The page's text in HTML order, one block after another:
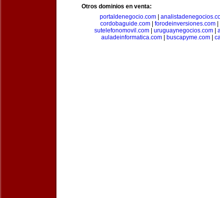
Otros dominios en venta:
portaldenegocio.com|
cordobaguide.com
forodeinversiones.com
sutelefonomovil.com| uruguaynegocios.com|
auladeinformatica.com| buscapyme.com|